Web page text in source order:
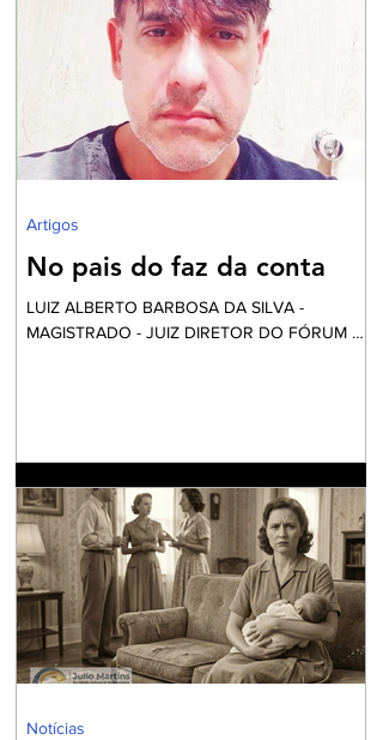
exaustivo debate sobre a parcela tão
necessitada de assistência e visibilidade
quanto às pessoas das comunidades
periféricas que vivem assoladas pela violência
e ineficiente assistência à saúde, frequente
falta de água e sob péssim
No pais do faz da conta
LUIZ ALBERTO BARBOSA DA SILVA -
MAGISTRADO - JUIZ DIRETOR DO FÓRUM DE
“É um dinheiro que é tirado do povo para
eleger alguns que vão tirar dinheiro do povo”.
Até parece um pleonasmo. O que acontece
atrás dos bastidores nem o diretor quer saber.
O roteiro é sempre o mesmo. Mexem-se as
peças do tabo
Artigos
Notícias